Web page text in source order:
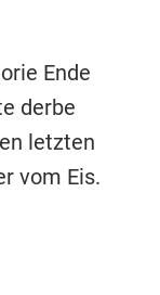
Ende
derbe
letzten
vom Eis.